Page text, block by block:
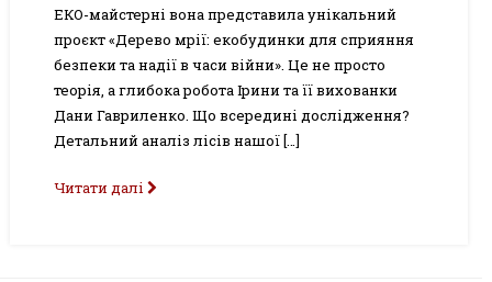
ЕКО-майстерні вона представила унікальний
проєкт «Дерево мрії: екобудинки для сприяння
безпеки та надії в часи війни». Це не просто
теорія, а глибока робота Ірини та її вихованки
Дани Гавриленко. Що всередині дослідження?
Детальний аналіз лісів нашої […]
Читати далі